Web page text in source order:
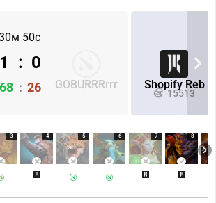
50с
GOBURRRrrr
1 : 0
68 : 26 Shopify Reb
15513
3 4 5 6 7 8